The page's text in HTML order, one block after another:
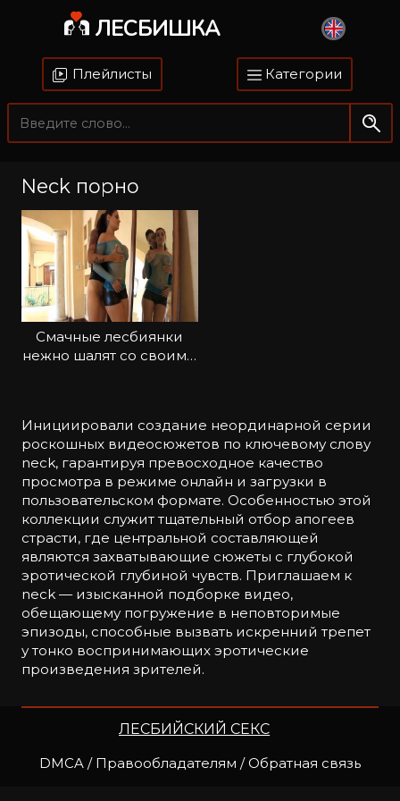
ЛЕСБИШКА
Плейлисты Категории
Neck порно
Смачные лесбиянки
нежно шалят со своими
Инициировали создание неординарной серии
роскошных видеосюжетов по ключевому слову
neck, гарантируя превосходное качество
просмотра в режиме онлайн и загрузки в
пользовательском формате. Особенностью этой
коллекции служит тщательный отбор апогеев
страсти, где центральной составляющей
являются захватывающие сюжеты с глубокой
эротической глубиной чувств. Приглашаем к
neck — изысканной подборке видео,
обещающему погружение в неповторимые
эпизоды, способные вызвать искренний трепет
у тонко воспринимающих эротические
произведения зрителей.
ЛЕСБИЙСКИЙ СЕКС
DMCA / Правообладателям / Обратная связь